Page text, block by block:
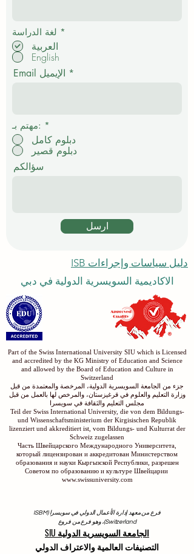
لغة الدراسة *
م
العربية
English
Email الإيميل
مهتم بـ: *
دبلوم كامل
دبلوم قصير
سؤالكم
ارسل
دليل سياسات وإجراءات ISB
الاكاديمية السويسرية الدولية في دبي
Part of the Swiss International University SIU which is Licensed
and accredited by the KG Ministry of Education and Science
and allowed by the Board of Education and Culture in
Switzerland
جزء من الجامعة السويسرية الدولية، المرخصة والمعتمدة من قبل
وزارة التعليم والعلوم في قرغيزستان، والمرخص لها بالعمل من قبل
مجلس التعليم والثقافة في سويسرا
Teil der Swiss International University, die von dem Bildungs-
und Wissenschaftsministerium der Kirgisischen Republik
lizenziert und akkreditiert ist, vom Bildungs- und Kulturrat der
Schweiz zugelassen
Часть Швейцарского Международного Университета,
который лицензирован и аккредитован Министерством
образования и науки Кыргызской Республики, разрешен
Советом по образованию и культуре Швейцарии
www.swissuniversity.com
فرع من معهد إدارة الأعمال الدولي في سويسرا (ISBM
Switzerland)، وهو فرع من فروع
الجامعة السويسرية الدولية SIU
التصنيفات العالمية والاعتراف الدولي